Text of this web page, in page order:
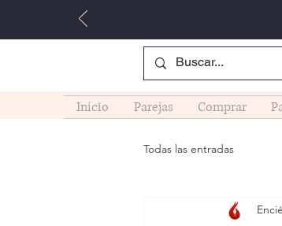
Inicio Parejas Comprar
Todas las entradas